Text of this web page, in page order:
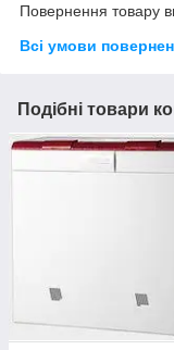
Повернення товару
Всі умови
Подібні товари